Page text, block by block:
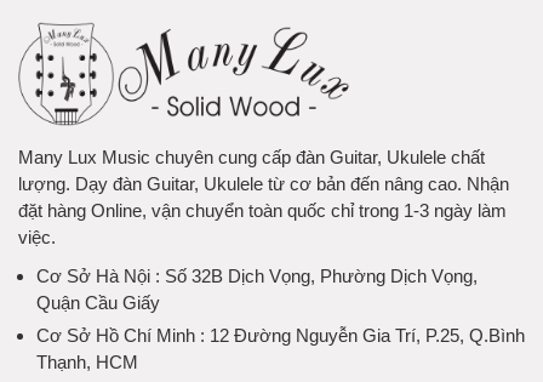
Many Lux Music chuyên cung cấp đàn Guitar, Ukulele chất
lượng. Dạy đàn Guitar, Ukulele từ cơ bản đến nâng cao. Nhận
đặt hàng Online, vận chuyển toàn quốc chỉ trong 1-3 ngày làm
việc.
Cơ Sở Hà Nội : Số 32B Dịch Vọng, Phường Dịch Vọng,
Quận Cầu Giấy
Cơ Sở Hồ Chí Minh : 12 Đường Nguyễn Gia Trí, P.25, Q.Bình
Thạnh, HCM